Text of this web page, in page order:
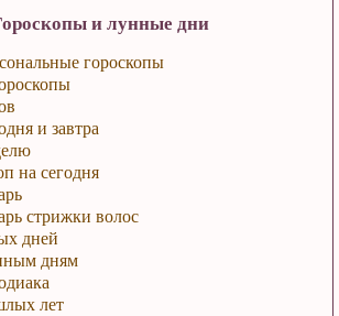
и лунные дни
гороскопы
и завтра
на сегодня
стрижки волос
дней
дням
лет